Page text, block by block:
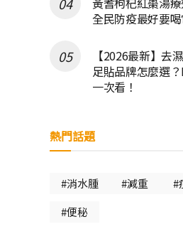
全民防疫最好要喝
【2026最新】去
足貼品牌怎麼選
一次看！
熱門話題
#消水腫 #減重 #
#便秘